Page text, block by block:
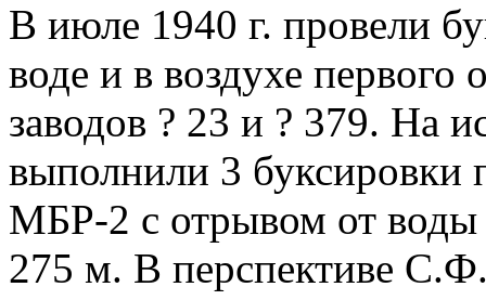
В июле 1940 г. провели
воде и в воздухе
заводов ? 23 и ? 379. На
выполнили 3 буксировки
МБР-2 с отрывом от воды
275 м. В перспективе